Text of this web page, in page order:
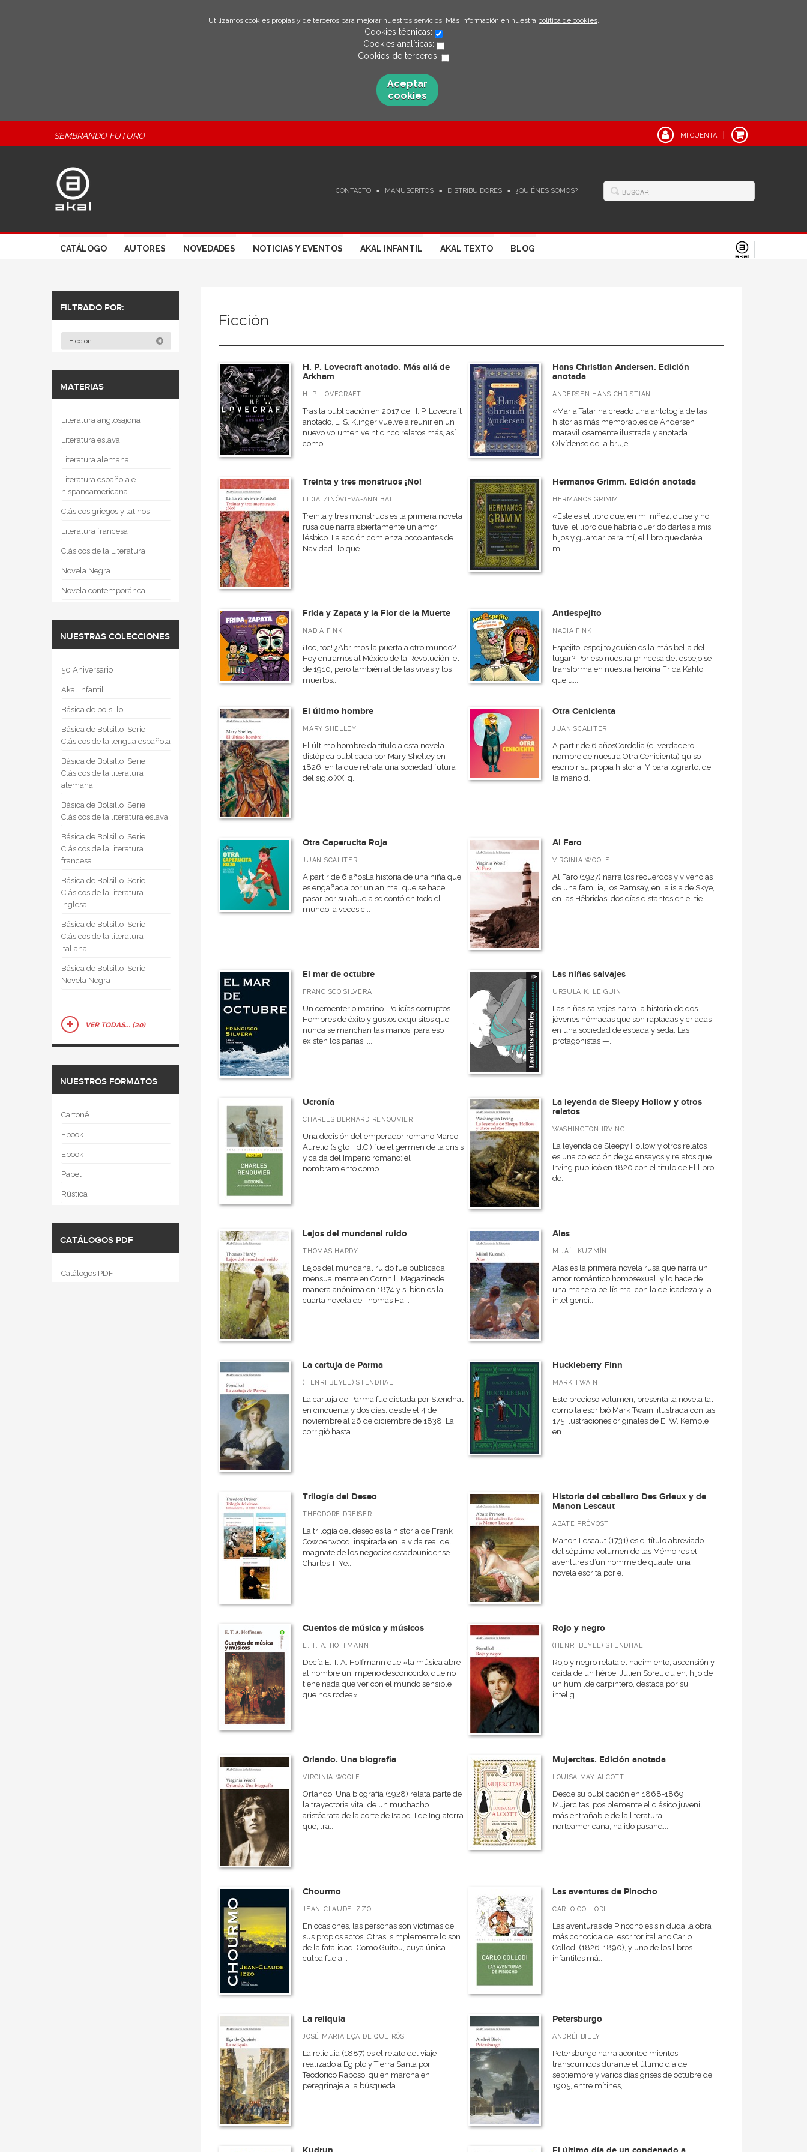
Utilizamos cookies propias y de terceros para mejorar nuestros servicios. Más información en nuestra política de cookies.
Cookies técnicas:
Cookies analíticas:
Cookies de terceros:
Aceptar
cookies
SEMBRANDO FUTURO MI CUENTA
CONTACTO MANUSCRITOS DISTRIBUIDORES ¿QUIÉNES SOMOS?
CATÁLOGO AUTORES NOVEDADES NOTICIAS Y EVENTOS AKAL INFANTIL AKAL TEXTO BLOG
FILTRADO POR:
Ficción
MATERIAS
Literatura anglosajona
Literatura eslava
Literatura alemana
Literatura española e
hispanoamericana
Clásicos griegos y latinos
Literatura francesa
Clásicos de la Literatura
Novela Negra
Novela contemporánea
NUESTRAS COLECCIONES
50 Aniversario
Akal Infantil
Básica de bolsillo
Básica de Bolsillo  Serie
Clásicos de la lengua española
Básica de Bolsillo  Serie
Clásicos de la literatura
alemana
Básica de Bolsillo  Serie
Clásicos de la literatura eslava
Básica de Bolsillo  Serie
Clásicos de la literatura
francesa
Básica de Bolsillo  Serie
Clásicos de la literatura
inglesa
Básica de Bolsillo  Serie
Clásicos de la literatura
italiana
Básica de Bolsillo  Serie
Novela Negra
VER TODAS... (20)
NUESTROS FORMATOS
Cartoné
Ebook
Ebook
Papel
Rústica
CATÁLOGOS PDF
Catálogos PDF
Ficción
H. P. Lovecraft anotado. Más allá de
Arkham
H. P. LOVECRAFT
Tras la publicación en 2017 de H. P. Lovecraft
anotado, L. S. Klinger vuelve a reunir en un
nuevo volumen veinticinco relatos más, así
como ...
Hans Christian Andersen. Edición
anotada
ANDERSEN HANS CHRISTIAN
«Maria Tatar ha creado una antología de las
historias más memorables de Andersen
maravillosamente ilustrada y anotada.
Olvídense de la bruje...
Treinta y tres monstruos ¡No!
LIDIA ZINÓVIEVA-ANNIBAL
Treinta y tres monstruos es la primera novela
rusa que narra abiertamente un amor
lésbico. La acción comienza poco antes de
Navidad -lo que ...
Hermanos Grimm. Edición anotada
HERMANOS GRIMM
«Este es el libro que, en mi niñez, quise y no
tuve; el libro que habría querido darles a mis
hijos y guardar para mí, el libro que daré a
m...
Frida y Zapata y la Flor de la Muerte
NADIA FINK
¡Toc, toc! ¿Abrimos la puerta a otro mundo?
Hoy entramos al México de la Revolución, el
de 1910, pero también al de las vivas y los
muertos,...
Antiespejito
NADIA FINK
Espejito, espejito ¿quién es la más bella del
lugar? Por eso nuestra princesa del espejo se
transforma en nuestra heroína Frida Kahlo,
que u...
El último hombre
MARY SHELLEY
El último hombre da título a esta novela
distópica publicada por Mary Shelley en
1826, en la que retrata una sociedad futura
del siglo XXI q...
Otra Cenicienta
JUAN SCALITER
A partir de 6 añosCordelia (el verdadero
nombre de nuestra Otra Cenicienta) quiso
escribir su propia historia. Y para lograrlo, de
la mano d...
Otra Caperucita Roja
JUAN SCALITER
A partir de 6 añosLa historia de una niña que
es engañada por un animal que se hace
pasar por su abuela se contó en todo el
mundo, a veces c...
Al Faro
VIRGINIA WOOLF
Al Faro (1927) narra los recuerdos y vivencias
de una familia, los Ramsay, en la isla de Skye,
en las Hébridas, dos días distantes en el tie...
El mar de octubre
FRANCISCO SILVERA
Un cementerio marino. Policías corruptos.
Hombres de éxito y gustos exquisitos que
nunca se manchan las manos, para eso
existen los parias. ...
Las niñas salvajes
URSULA K. LE GUIN
Las niñas salvajes narra la historia de dos
jóvenes nómadas que son raptadas y criadas
en una sociedad de espada y seda. Las
protagonistas —...
Ucronía
CHARLES BERNARD RENOUVIER
Una decisión del emperador romano Marco
Aurelio (siglo ii d.C.) fue el germen de la crisis
y caída del Imperio romano: el
nombramiento como ...
La leyenda de Sleepy Hollow y otros
relatos
WASHINGTON IRVING
La leyenda de Sleepy Hollow y otros relatos
es una colección de 34 ensayos y relatos que
Irving publicó en 1820 con el título de El libro
de...
Lejos del mundanal ruido
THOMAS HARDY
Lejos del mundanal ruido fue publicada
mensualmente en Cornhill Magazinede
manera anónima en 1874 y si bien es la
cuarta novela de Thomas Ha...
Alas
MIJAÍL KUZMÍN
Alas es la primera novela rusa que narra un
amor romántico homosexual, y lo hace de
una manera bellísima, con la delicadeza y la
inteligenci...
La cartuja de Parma
(HENRI BEYLE) STENDHAL
La cartuja de Parma fue dictada por Stendhal
en cincuenta y dos días: desde el 4 de
noviembre al 26 de diciembre de 1838. La
corrigió hasta ...
Huckleberry Finn
MARK TWAIN
Este precioso volumen, presenta la novela tal
como la escribió Mark Twain, ilustrada con las
175 ilustraciones originales de E. W. Kemble
en...
Trilogía del Deseo
THEODORE DREISER
La trilogía del deseo es la historia de Frank
Cowperwood, inspirada en la vida real del
magnate de los negocios estadounidense
Charles T. Ye...
Historia del caballero Des Grieux y de
Manon Lescaut
ABATE PRÉVOST
Manon Lescaut (1731) es el título abreviado
del séptimo volumen de las Mémoires et
aventures d’un homme de qualité, una
novela escrita por e...
Cuentos de música y músicos
E. T. A. HOFFMANN
Decía E. T. A. Hoffmann que «la música abre
al hombre un imperio desconocido, que no
tiene nada que ver con el mundo sensible
que nos rodea»...
Rojo y negro
(HENRI BEYLE) STENDHAL
Rojo y negro relata el nacimiento, ascensión y
caída de un héroe, Julien Sorel, quien, hijo de
un humilde carpintero, destaca por su
intelig...
Orlando. Una biografía
VIRGINIA WOOLF
Orlando. Una biografía (1928) relata parte de
la trayectoria vital de un muchacho
aristócrata de la corte de Isabel I de Inglaterra
que, tra...
Mujercitas. Edición anotada
LOUISA MAY ALCOTT
Desde su publicación en 1868-1869,
Mujercitas, posiblemente el clásico juvenil
más entrañable de la literatura
norteamericana, ha ido pasand...
Chourmo
JEAN-CLAUDE IZZO
En ocasiones, las personas son víctimas de
sus propios actos. Otras, simplemente lo son
de la fatalidad. Como Guitou, cuya única
culpa fue a...
Las aventuras de Pinocho
CARLO COLLODI
Las aventuras de Pinocho es sin duda la obra
más conocida del escritor italiano Carlo
Collodi (1826-1890), y uno de los libros
infantiles má...
La reliquia
JOSÉ MARIA EÇA DE QUEIRÓS
La reliquia (1887) es el relato del viaje
realizado a Egipto y Tierra Santa por
Teodorico Raposo, quien marcha en
peregrinaje a la búsqueda ...
Petersburgo
ANDRÉI BIELY
Petersburgo narra acontecimientos
transcurridos durante el último día de
septiembre y varios días grises de octubre de
1905, entre mítines, ...